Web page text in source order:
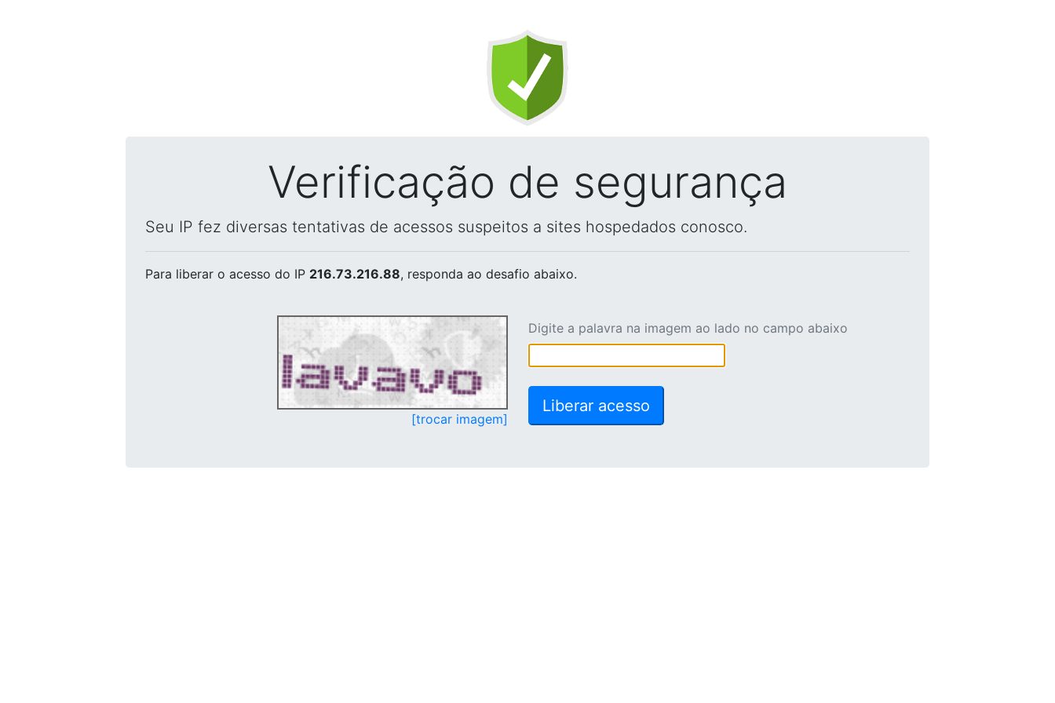
Verificação de segurança
Seu IP fez diversas tentativas de acessos suspeitos a sites hospedados conosco.
Para liberar o acesso do IP 216.73.216.88, responda ao desafio abaixo.
[trocar imagem]
Digite a palavra na imagem ao lado no campo abaixo